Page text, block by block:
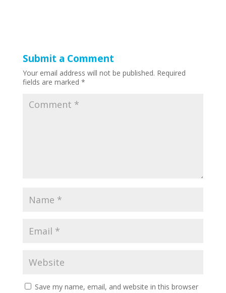
Submit a Comment
Your email address will not be published. Required
fields are marked *
Save my name, email, and website in this browser